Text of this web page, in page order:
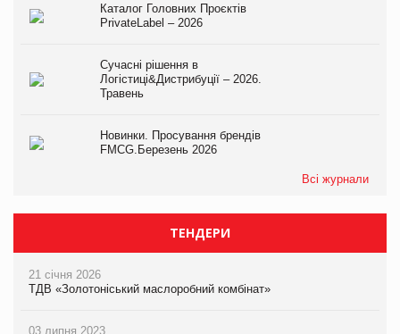
Каталог Головних Проєктів
PrivateLabel – 2026
Сучасні рішення в
Логістиці&Дистрибуції – 2026.
Травень
Новинки. Просування брендів
FMCG.Березень 2026
Всі журнали
ТЕНДЕРИ
21 січня 2026
ТДВ «Золотоніський маслоробний комбінат»
03 липня 2023